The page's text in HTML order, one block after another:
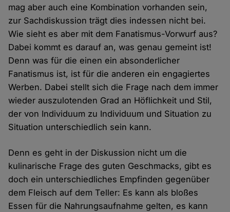
mag aber auch eine Kombination vorhanden sein,
zur Sachdiskussion trägt dies indessen nicht bei.
Wie sieht es aber mit dem Fanatismus-Vorwurf aus?
Dabei kommt es darauf an, was genau gemeint ist!
Denn was für die einen ein absonderlicher
Fanatismus ist, ist für die anderen ein engagiertes
Werben. Dabei stellt sich die Frage nach dem immer
wieder auszulotenden Grad an Höflichkeit und Stil,
der von Individuum zu Individuum und Situation zu
Situation unterschiedlich sein kann.
Denn es geht in der Diskussion nicht um die
kulinarische Frage des guten Geschmacks, gibt es
doch ein unterschiedliches Empfinden gegenüber
dem Fleisch auf dem Teller: Es kann als bloßes
Essen für die Nahrungsaufnahme gelten, es kann